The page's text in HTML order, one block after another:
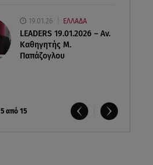
19.01.26 ΕΛΛΑΔΑ
LEADERS 19.01.2026 – Αν.
Καθηγητής Μ.
Παπάζογλου
5 από 15